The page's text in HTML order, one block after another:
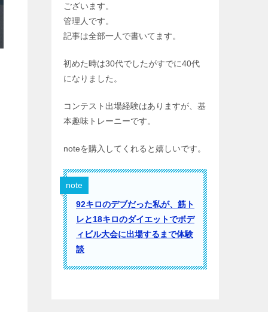
ございます。
管理人です。
記事は全部一人で書いてます。
初めた時は30代でしたがすでに40代
になりました。
コンテスト出場経験はありますが、基
本趣味トレーニーです。
noteを購入してくれると嬉しいです。
note
92キロのデブだった私が、筋ト
レと18キロのダイエットでボデ
ィビル大会に出場するまで体験
談